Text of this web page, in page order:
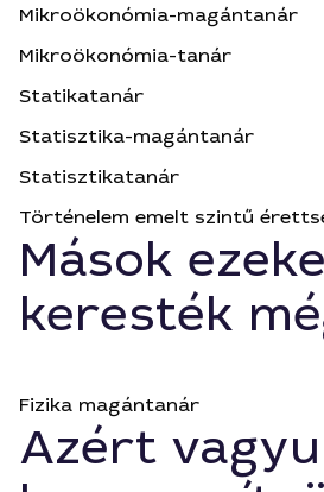
Mikroökonómia-magántanár
Mikroökonómia-tanár
Statikatanár
Statisztika-magántanár
Statisztikatanár
Történelem emelt szintű
Mások
keresték
Fizika magántanár
Azért